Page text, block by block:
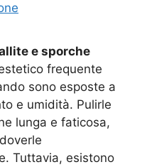
e sporche
frequente
sono esposte a
e umidità. Pulirle
lunga e faticosa,
Tuttavia, esistono